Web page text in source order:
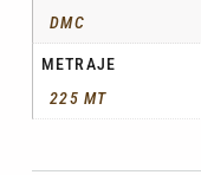
DMC
METRAJE
225 MT